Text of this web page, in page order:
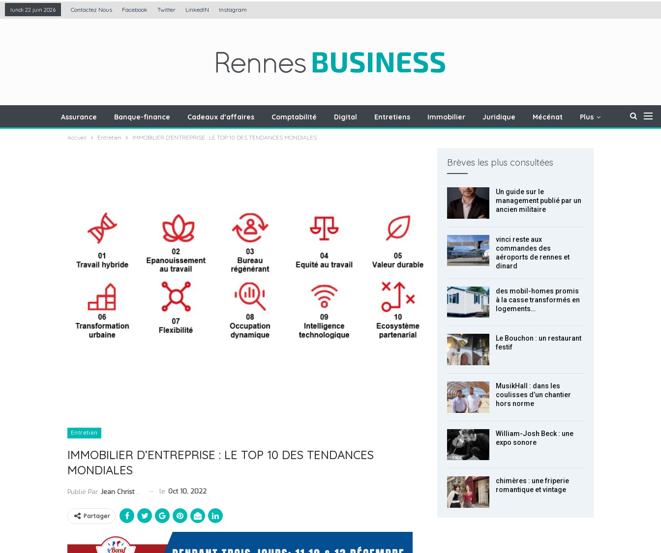
lundi 22 juin 2026 Contactez Nous Facebook Twitter LinkedIN Instagram
Assurance Banque-finance Cadeaux d’affaires Comptabilité Digital Entretiens Immobilier Juridique Mécénat Plus
Accueil Entretien IMMOBILIER D’ENTREPRISE : LE TOP 10 DES TENDANCES MONDIALES
Entretien
IMMOBILIER D’ENTREPRISE : LE TOP 10 DES TENDANCES
MONDIALES
Publié Par Jean Christophe Collet le Oct 10, 2022
Partager
Brèves les plus consultées
Un guide sur le
management publié par un
ancien militaire
vinci reste aux
commandes des
aéroports de rennes et
dinard
des mobil-homes promis
à la casse transformés en
logements…
Le Bouchon : un restaurant
festif
MusikHall : dans les
coulisses d’un chantier
hors norme
William-Josh Beck : une
expo sonore
chimères : une friperie
romantique et vintage